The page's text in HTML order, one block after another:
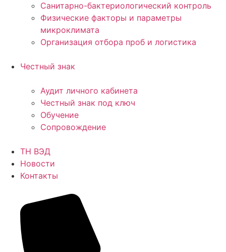
Санитарно-бактериологический контроль
Физические факторы и параметры
микроклимата
Организация отбора проб и логистика
Честный знак
Аудит личного кабинета
Честный знак под ключ
Обучение
Сопровождение
ТН ВЭД
Новости
Контакты